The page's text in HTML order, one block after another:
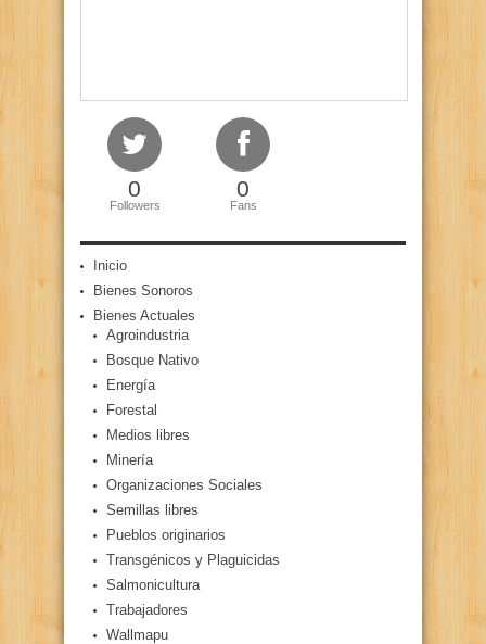
0
Followers
0
Fans
Inicio
Bienes Sonoros
Bienes Actuales
Agroindustria
Bosque Nativo
Energía
Forestal
Medios libres
Minería
Organizaciones Sociales
Semillas libres
Pueblos originarios
Transgénicos y Plaguicidas
Salmonicultura
Trabajadores
Wallmapu